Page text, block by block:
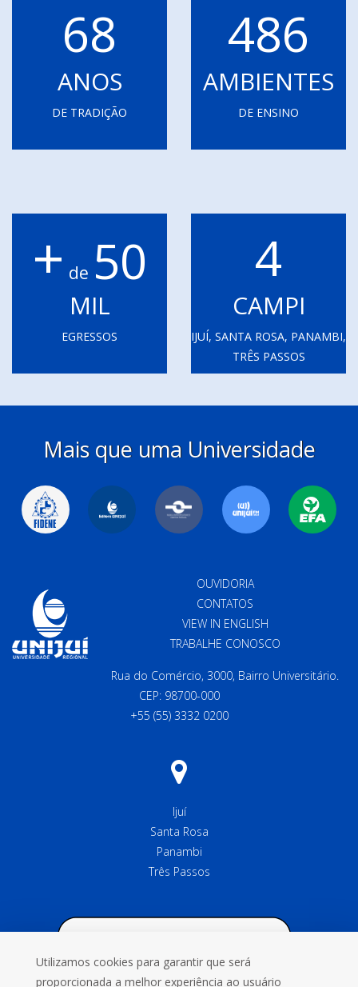
68
ANOS
DE TRADIÇÃO
486
AMBIENTES
DE ENSINO
+ de 50
MIL
EGRESSOS
4
CAMPI
IJUÍ, SANTA ROSA, PANAMBI,
TRÊS PASSOS
Mais que uma Universidade
OUVIDORIA
CONTATOS
VIEW IN ENGLISH
TRABALHE CONOSCO
Rua do Comércio, 3000, Bairro Universitário.
CEP: 98700-000
+55 (55) 3332 0200
Ijuí
Santa Rosa
Panambi
Três Passos
Utilizamos cookies para garantir que será
proporcionada a melhor experiência ao usuário